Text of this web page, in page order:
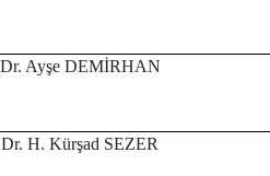
Ayşe DEMİRHAN
H. Kürşad SEZER